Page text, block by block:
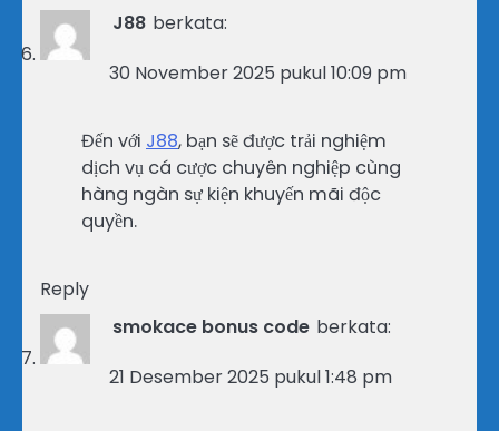
J88 berkata:
30 November 2025 pukul 10:09 pm
Đến với J88, bạn sẽ được trải nghiệm
dịch vụ cá cược chuyên nghiệp cùng
hàng ngàn sự kiện khuyến mãi độc
quyền.
Reply
smokace bonus code berkata:
21 Desember 2025 pukul 1:48 pm